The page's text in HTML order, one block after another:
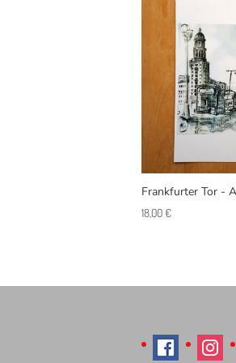
Frankfurter Tor -
18,00€